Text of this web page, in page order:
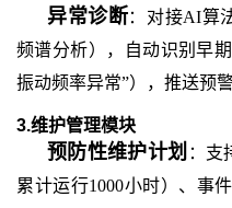
异常诊断：对接AI算
频谱分析），自动识别早
振动频率异常”），推送预
3.维护管理模块
预防性维护计划 ：支
累计运行1000小时）、事